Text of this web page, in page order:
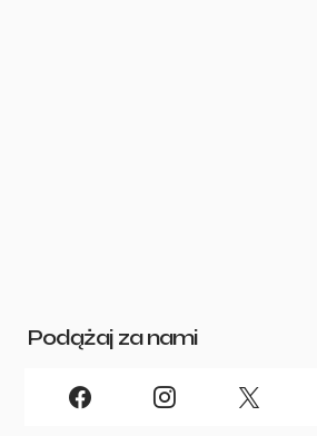
Podążaj za nami